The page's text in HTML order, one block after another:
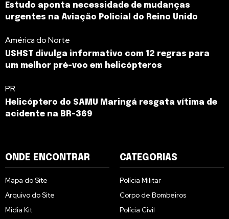
Estudo aponta necessidade de mudanças
urgentes na Aviação Policial do Reino Unido
América do Norte
USHST divulga informativo com 12 regras para
um melhor pré-voo em helicópteros
PR
Helicóptero do SAMU Maringá resgata vítima de
acidente na BR-369
ONDE ENCONTRAR
Mapa do Site
Arquivo do Site
Midia Kit
CATEGORIAS
Polícia Militar
Corpo de Bombeiros
Polícia Civil